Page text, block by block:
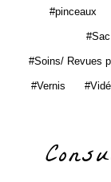
pinceaux
Soins/ Revues
Vernis